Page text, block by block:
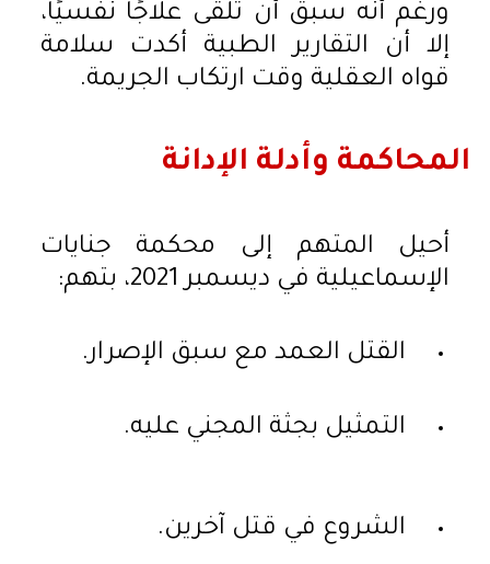
ورغم أنه سبق أن تلقى علاجًا نفسيًا،
إلا أن التقارير الطبية أكدت سلامة
قواه العقلية وقت ارتكاب الجريمة.
المحاكمة وأدلة الإدانة
أحيل المتهم إلى محكمة جنايات
الإسماعيلية في ديسمبر 2021، بتهم:
القتل العمد مع سبق الإصرار.
التمثيل بجثة المجني عليه.
الشروع في قتل آخرين.